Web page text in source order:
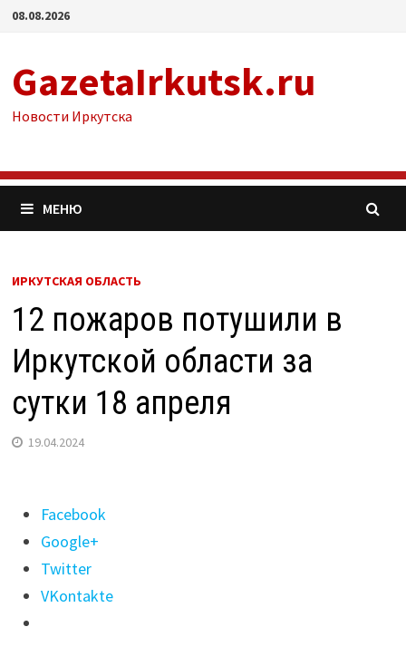
Перейти
08.08.2026
GazetaIrkutsk.ru
Новости Иркутска
МЕНЮ
ИРКУТСКАЯ ОБЛАСТЬ
12 пожаров потушили в
Иркутской области за
сутки 18 апреля
19.04.2024
Поделиться
"12
пожаров
потушили
Facebook
Google+
Twitter
VKontakte